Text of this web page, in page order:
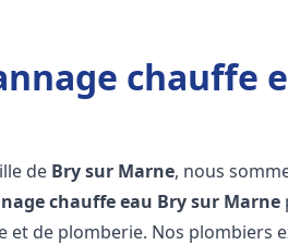
chauffe
de Bry sur Marne, nous
chauffe eau Bry sur Marne
et de plomberie. Nos plombiers